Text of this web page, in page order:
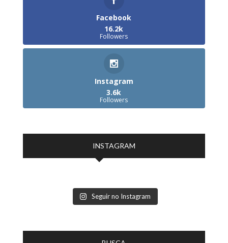
Facebook
16.2k
Followers
Instagram
3.6k
Followers
INSTAGRAM
Seguir no Instagram